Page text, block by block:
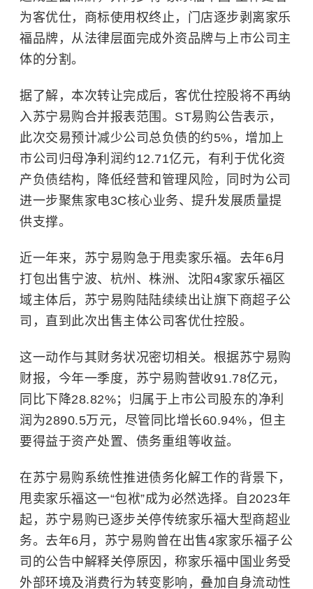
为客优仕，商标使用权终止，门店逐步剥离家乐
福品牌，从法律层面完成外资品牌与上市公司主
体的分割。
据了解，本次转让完成后，客优仕控股将不再纳
入苏宁易购合并报表范围。ST易购公告表示，
此次交易预计减少公司总负债的约5%，增加上
市公司归母净利润约12.71亿元，有利于优化资
产负债结构，降低经营和管理风险，同时为公司
进一步聚焦家电3C核心业务、提升发展质量提
供支撑。
近一年来，苏宁易购急于甩卖家乐福。去年6月
打包出售宁波、杭州、株洲、沈阳4家家乐福区
域主体后，苏宁易购陆陆续续出让旗下商超子公
司，直到此次出售主体公司客优仕控股。
这一动作与其财务状况密切相关。根据苏宁易购
财报，今年一季度，苏宁易购营收91.78亿元，
同比下降28.82%；归属于上市公司股东的净利
润为2890.5万元，尽管同比增长60.94%，但主
要得益于资产处置、债务重组等收益。
在苏宁易购系统性推进债务化解工作的背景下，
甩卖家乐福这一“包袱”成为必然选择。自2023年
起，苏宁易购已逐步关停传统家乐福大型商超业
务。去年6月，苏宁易购曾在出售4家家乐福子公
司的公告中解释关停原因，称家乐福中国业务受
外部环境及消费行为转变影响，叠加自身流动性